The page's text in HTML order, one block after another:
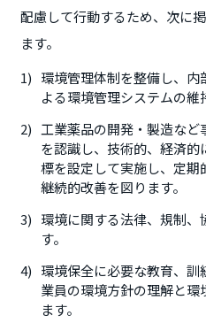
配慮して行動するため、次に
ます。
環境管理体制を整備し、
よる環境管理システムの維
工業薬品の開発・製造な
を認識し、技術的、経済
標を設定して実施し、定
継続的改善を図ります。
環境に関する法律、規制
す。
環境保全に必要な教育、
業員の環境方針の理解と環
ます。